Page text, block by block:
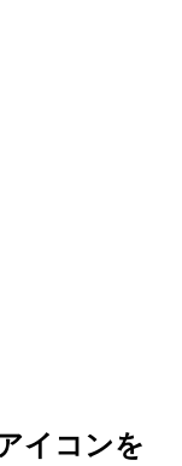
イコンを